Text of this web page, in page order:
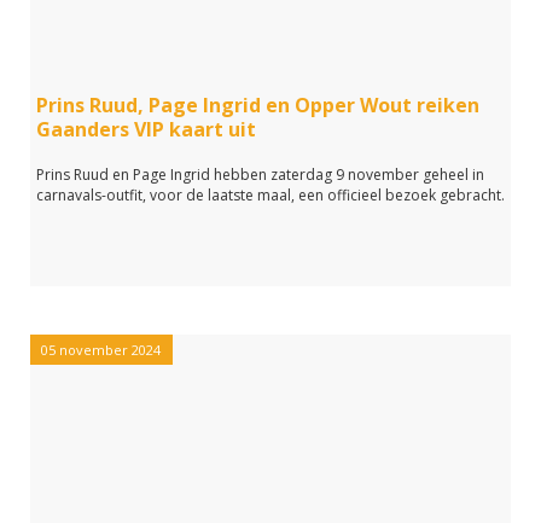
Prins Ruud, Page Ingrid en Opper Wout reiken
Gaanders VIP kaart uit
Prins Ruud en Page Ingrid hebben zaterdag 9 november geheel in
carnavals-outfit, voor de laatste maal, een officieel bezoek gebracht.
05 november 2024